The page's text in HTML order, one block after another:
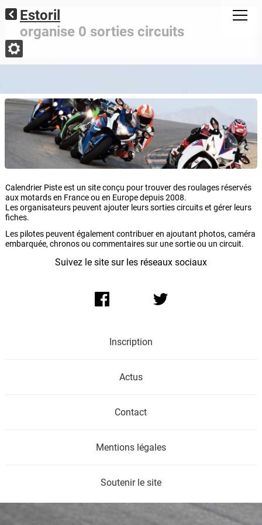
Estoril
organise 0 sorties circuits
Calendrier Piste est un site conçu pour trouver des roulages réservés
aux motards en France ou en Europe depuis 2008.
Les organisateurs peuvent ajouter leurs sorties circuits et gérer leurs
fiches.
Les pilotes peuvent également contribuer en ajoutant photos, caméra
embarquée, chronos ou commentaires sur une sortie ou un circuit.
Suivez le site sur les réseaux sociaux
Inscription
Actus
Contact
Mentions légales
Soutenir le site